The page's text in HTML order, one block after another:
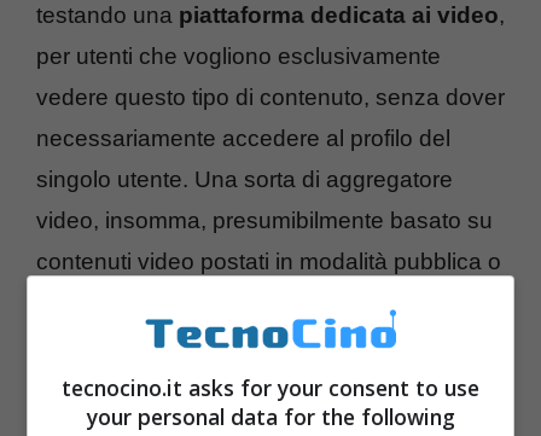
testando una piattaforma dedicata ai video,
per utenti che vogliono esclusivamente
vedere questo tipo di contenuto, senza dover
necessariamente accedere al profilo del
singolo utente. Una sorta di aggregatore
video, insomma, presumibilmente basato su
contenuti video postati in modalità pubblica o
Facebook (questo meccanismo non è
ancora ben chiaro ma ci sarà tempo per
capirlo meglio).
tecnocino.it asks for your consent to use
your personal data for the following